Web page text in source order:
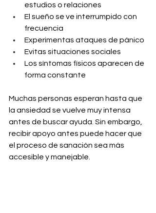
estudios o relaciones
El sueño se ve interrumpido con
frecuencia
Experimentas ataques de pánico
Evitas situaciones sociales
Los síntomas físicos aparecen de
forma constante
Muchas personas esperan hasta que
la ansiedad se vuelve muy intensa
antes de buscar ayuda. Sin embargo,
recibir apoyo antes puede hacer que
el proceso de sanación sea más
accesible y manejable.